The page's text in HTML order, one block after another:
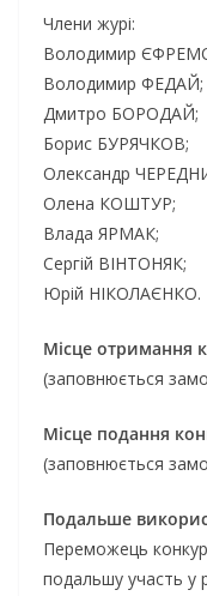
Члени журі:
Володимир
Володимир ФЕДАЙ;
Дмитро БОРОДАЙ;
Борис БУРЯЧКОВ;
Олександр
Олена КОШТУР;
Влада ЯРМАК;
Сергій ВІНТОНЯК;
Юрій НІКОЛАЄНКО.
Місце отримання
(заповнюється
Місце подання
(заповнюється
Подальше
Переможець
подальшу участь у